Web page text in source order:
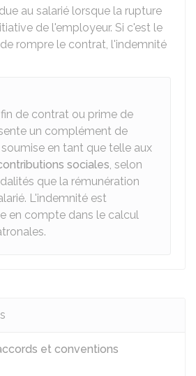
au salarié lorsque la rupture
de l'employeur. Si c'est le
rompre le contrat, l'indemnité
de contrat ou prime de
un complément de
en tant que telle aux
sociales, selon
que la rémunération
L'indemnité est
en compte dans le calcul
et conventions